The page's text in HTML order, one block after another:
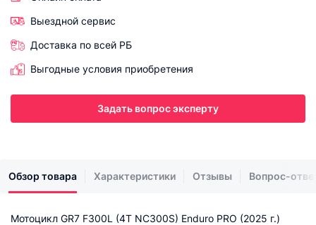
Выездной сервис
Доставка по всей РБ
Выгодные условия приобретения
Задать вопрос эксперту
Обзор товара Характеристики Отзывы Вопрос-
Мотоцикл GR7 F300L (4T NC300S) Enduro PRO (2025 г.)